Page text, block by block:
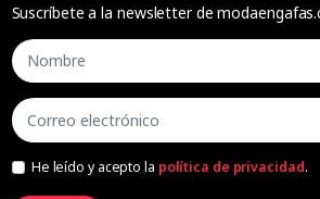
Suscríbete a la newsletter de
He leído y acepto la política de privacidad.